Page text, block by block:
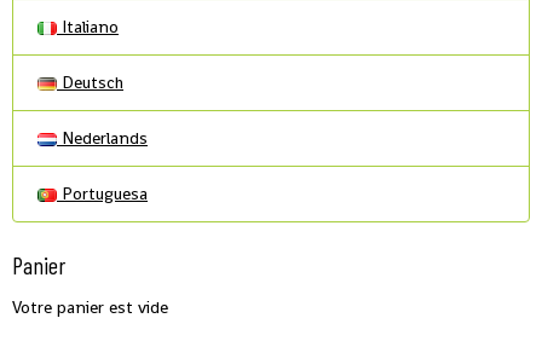
Italiano
Deutsch
Nederlands
Portuguesa
Panier
Votre panier est vide